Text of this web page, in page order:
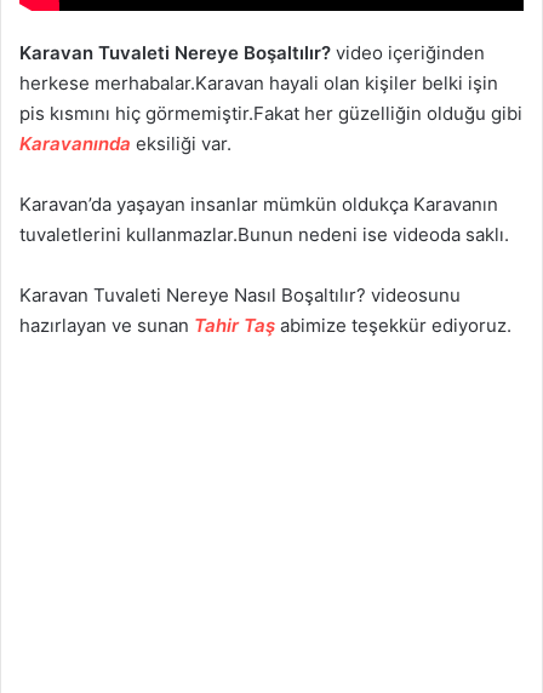
Karavan Tuvaleti Nereye Boşaltılır? video içeriğinden
herkese merhabalar.Karavan hayali olan kişiler belki işin
pis kısmını hiç görmemiştir.Fakat her güzelliğin olduğu gibi
Karavanında eksiliği var.
Karavan’da yaşayan insanlar mümkün oldukça Karavanın
tuvaletlerini kullanmazlar.Bunun nedeni ise videoda saklı.
Karavan Tuvaleti Nereye Nasıl Boşaltılır? videosunu
hazırlayan ve sunan Tahir Taş abimize teşekkür ediyoruz.